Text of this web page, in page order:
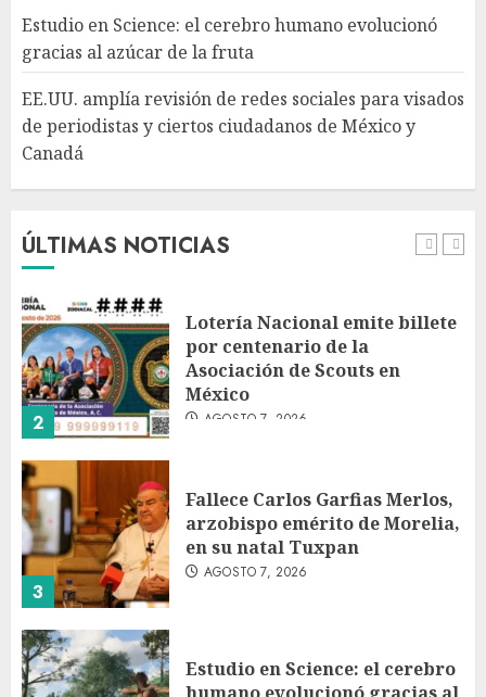
Estudio en Science: el cerebro humano evolucionó
gracias al azúcar de la fruta
EE.UU. amplía revisión de redes sociales para visados
de periodistas y ciertos ciudadanos de México y
Canadá
ÚLTIMAS NOTICIAS
periodistas y ciertos
ciudadanos de México y
Canadá
AGOSTO 7, 2026
1
fondos estrella de Wall Street
2
Lotería Nacional emite billete
por centenario de la
Asociación de Scouts en
México
AGOSTO 7, 2026
3
Fallece Carlos Garfias Merlos,
arzobispo emérito de Morelia,
en su natal Tuxpan
AGOSTO 7, 2026
Estudio en Science: el cerebro
humano evolucionó gracias al